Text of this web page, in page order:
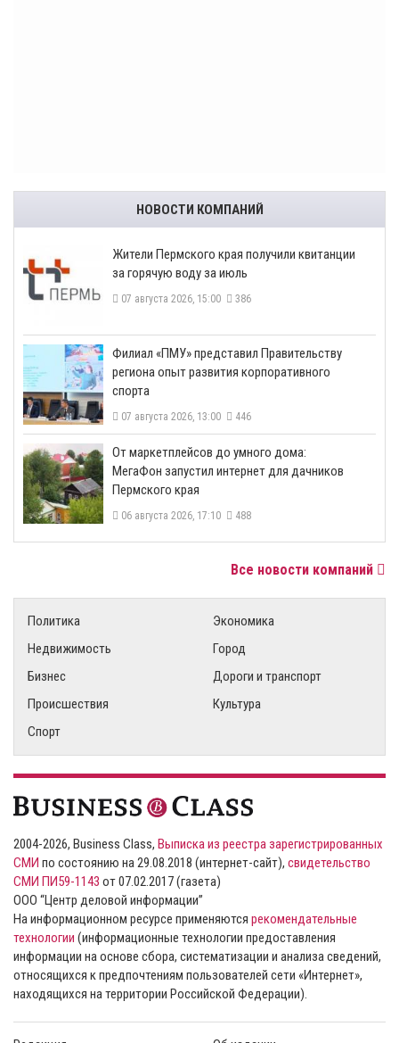
НОВОСТИ КОМПАНИЙ
​Жители Пермского края получили квитанции
за горячую воду за июль
07 августа 2026, 15:00 386
​Филиал «ПМУ» представил Правительству
региона опыт развития корпоративного
спорта
07 августа 2026, 13:00 446
От маркетплейсов до умного дома:
МегаФон запустил интернет для дачников
Пермского края
06 августа 2026, 17:10 488
Все новости компаний
Политика
Экономика
Недвижимость
Город
Бизнес
Дороги и транспорт
Происшествия
Культура
Спорт
2004-2026, Business Class, Выписка из реестра зарегистрированных
СМИ по состоянию на 29.08.2018 (интернет-сайт), свидетельство
СМИ ПИ59-1143 от 07.02.2017 (газета)
ООО “Центр деловой информации”
На информационном ресурсе применяются рекомендательные
технологии (информационные технологии предоставления
информации на основе сбора, систематизации и анализа сведений,
относящихся к предпочтениям пользователей сети «Интернет»,
находящихся на территории Российской Федерации).